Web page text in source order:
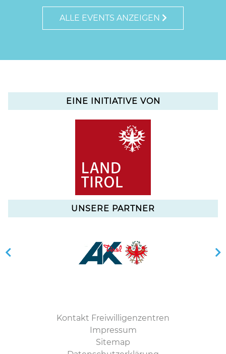
ALLE EVENTS ANZEIGEN
EINE INITIATIVE VON
UNSERE PARTNER
Kontakt Freiwilligenzentren
Impressum
Sitemap